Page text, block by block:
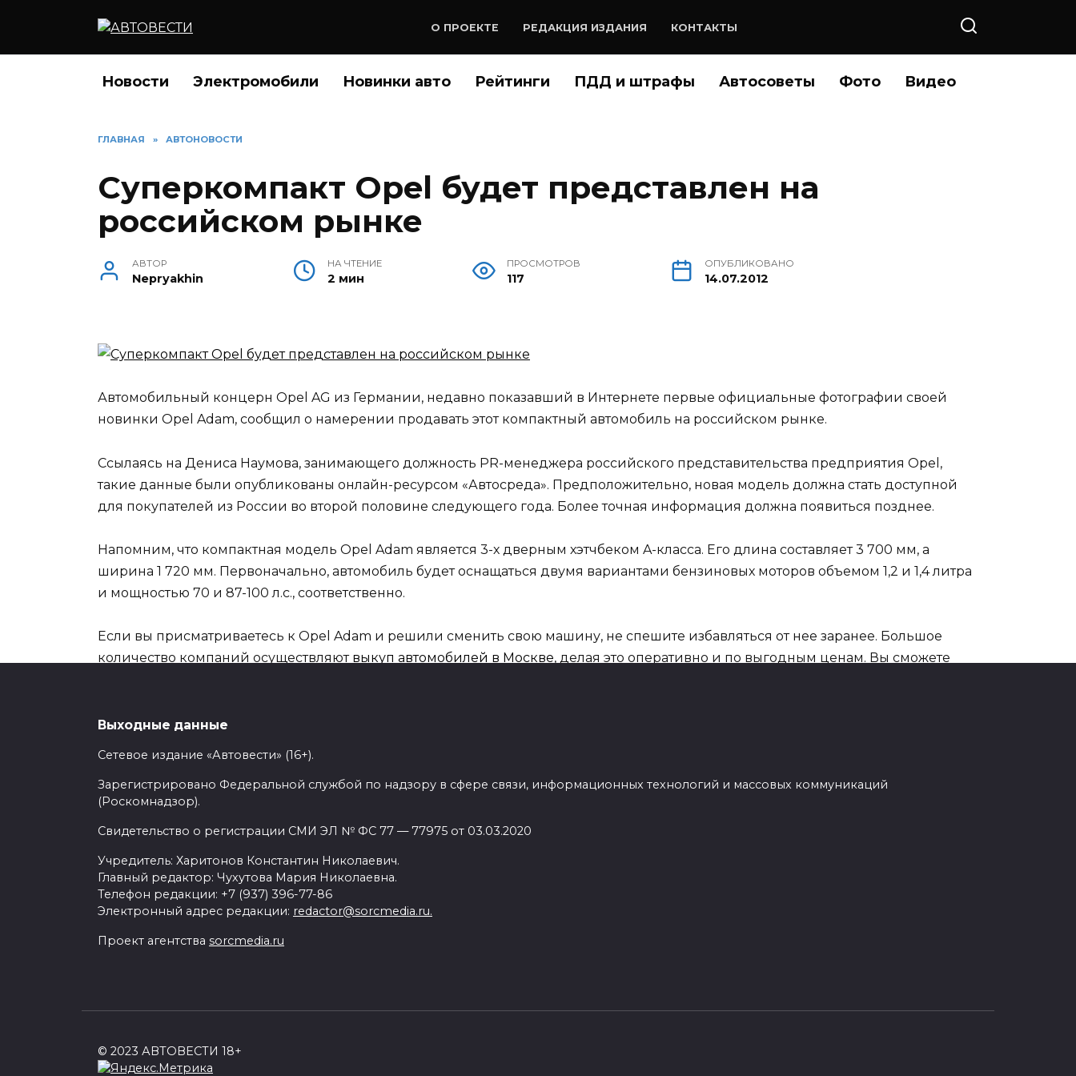
О ПРОЕКТЕ РЕДАКЦИЯ ИЗДАНИЯ КОНТАКТЫ
Новости Электромобили Новинки авто Рейтинги ПДД и штрафы Автосоветы Фото Видео
ГЛАВНАЯ » АВТОНОВОСТИ
Суперкомпакт Opel будет представлен на
российском рынке
АВТОР
Nepryakhin
НА ЧТЕНИЕ
2 мин
ПРОСМОТРОВ
117
ОПУБЛИКОВАНО
14.07.2012
Автомобильный концерн Opel AG из Германии, недавно показавший в Интернете первые официальные фотографии своей
новинки Opel Adam, сообщил о намерении продавать этот компактный автомобиль на российском рынке.
Ссылаясь на Дениса Наумова, занимающего должность PR-менеджера российского представительства предприятия Opel,
такие данные были опубликованы онлайн-ресурсом «Автосреда». Предположительно, новая модель должна стать доступной
для покупателей из России во второй половине следующего года. Более точная информация должна появиться позднее.
Напомним, что компактная модель Opel Adam является 3-х дверным хэтчбеком A-класса. Его длина составляет 3 700 мм, а
ширина 1 720 мм. Первоначально, автомобиль будет оснащаться двумя вариантами бензиновых моторов объемом 1,2 и 1,4 литра
и мощностью 70 и 87-100 л.с., соответственно.
Если вы присматриваетесь к Opel Adam и решили сменить свою машину, не спешите избавляться от нее заранее. Большое
количество компаний осуществляют выкуп автомобилей в Москве, делая это оперативно и по выгодным ценам. Вы сможете
мотор, работающий в комплекте с 6-ступенчатой «механикой».
Особенностью новой модели Opel Adam станут богатые возможности по индивидуализации салона и внешнего облика
автомобиля, а также широкий набор опций в базовой комплектации.
opel
Выходные данные
Сетевое издание «Автовести» (16+).
Зарегистрировано Федеральной службой по надзору в сфере связи, информационных технологий и массовых коммуникаций
(Роскомнадзор).
Свидетельство о регистрации СМИ ЭЛ № ФС 77 — 77975 от 03.03.2020
Учредитель: Харитонов Константин Николаевич.
Главный редактор: Чухутова Мария Николаевна.
Телефон редакции: +7 (937) 396-77-86
Электронный адрес редакции: redactor@sorcmedia.ru.
Проект агентства sorcmedia.ru
© 2023 АВТОВЕСТИ 18+